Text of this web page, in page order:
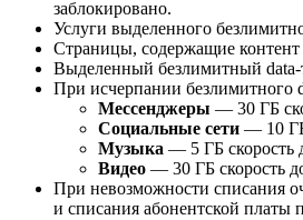
заблокировано.
Услуги выделенного
Страницы, содержащие контент
Выделенный безлимитный data-
При исчерпании безлимитного
Мессенджеры — 30 ГБ
Социальные сети — 10 ГБ
Музыка — 5 ГБ скорость
Видео — 30 ГБ скорость
При невозможности списания
и списания абонентской платы